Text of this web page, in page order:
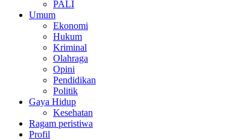
PALI
Umum
Ekonomi
Hukum
Kriminal
Olahraga
Opini
Pendidikan
Politik
Gaya Hidup
Kesehatan
Ragam peristiwa
Profil